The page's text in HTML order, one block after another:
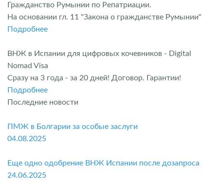
Гражданство Румынии по Репатриации.
На основании гл. 11 "Закона о гражданстве Румынии"
Подробнее
ВНЖ в Испании для цифровых кочевников - Digital
Nomad Visa
Сразу на 3 года - за 20 дней! Договор. Гарантии!
Подробнее
Последние новости
ПМЖ в Болгарии за особые заслуги
04.08.2025
Еще одно одобрение ВНЖ Испании после дозапроса
24.06.2025